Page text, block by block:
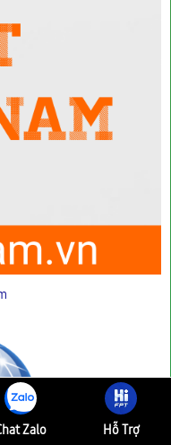
Zalo Hỗ Trợ